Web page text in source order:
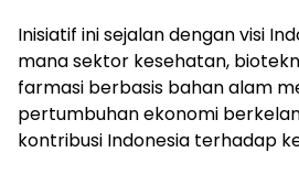
Inisiatif ini sejalan dengan visi
mana sektor kesehatan,
farmasi berbasis bahan alam
pertumbuhan ekonomi
kontribusi Indonesia terhadap